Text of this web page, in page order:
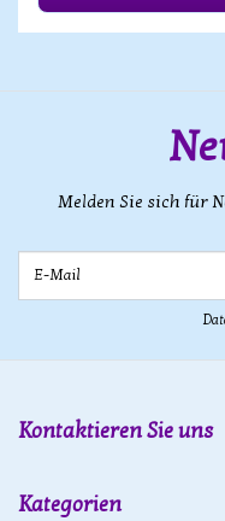
Melden Sie sich für
Kontaktieren Sie uns
Kategorien